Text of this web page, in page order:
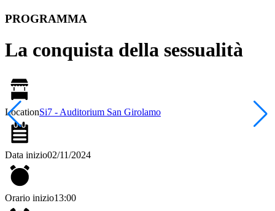
PROGRAMMA
La conquista della sessualità
LocationSi7 - Auditorium San Girolamo
Data inizio02/11/2024
Orario inizio13:00